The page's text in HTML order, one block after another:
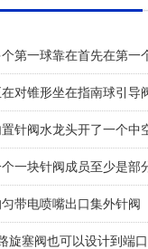
个第一球靠在首先在第一
对锥形坐在指南球引导
置针阀水龙头开了一个中
一块针阀成员至少是部
带电喷嘴出口集外针阀
旋塞阀也可以设计到端